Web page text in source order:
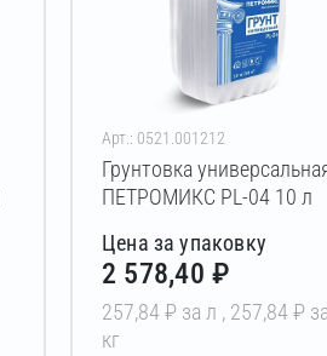
Арт.: 0521.001212
Грунтовка
ПЕТРОМИКС PL-04 10 л
Цена за упаковку
2 578,40 ₽
257,84 ₽ за л , 257,84 ₽ за
кг